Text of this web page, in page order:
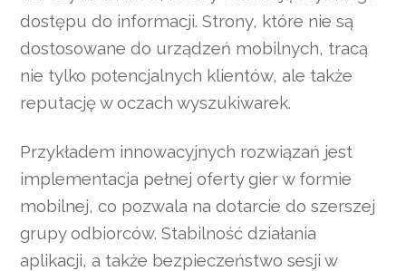
dostępu do informacji. Strony, które nie są
dostosowane do urządzeń mobilnych, tracą
nie tylko potencjalnych klientów, ale także
reputację w oczach wyszukiwarek.
Przykładem innowacyjnych rozwiązań jest
implementacja pełnej oferty gier w formie
mobilnej, co pozwala na dotarcie do szerszej
grupy odbiorców. Stabilność działania
aplikacji, a także bezpieczeństwo sesji w